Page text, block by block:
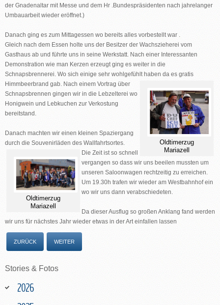
der Gnadenaltar mit Messe und dem Hr .Bundespräsidenten nach jahrelanger
Umbauarbeit wieder eröffnet.)
Danach ging es zum Mittagessen wo bereits alles vorbestellt war .
Gleich nach dem Essen holte uns der Besitzer der Wachszieherei vom
Gasthaus ab und führte uns in seine Werkstatt. Nach einer Interessanten
Demonstration wie man Kerzen erzeugt ging es weiter in die
Schnapsbrennerei. Wo sich einige sehr wohlgefühlt haben da es gratis
Himmbeerbrand gab.
Oldtimerzug
Mariazell
Nach einem Vortrag über
Schnapsbrennen gingen wir in die Lebzelterei wo
Honigwein und Lebkuchen zur Verkostung
bereitstand.
Danach machten wir einen kleinen Spaziergang
durch die Souvenirläden des Wallfahrtsortes.
Oldtimerzug
Mariazell
Die Zeit ist so schnell
vergangen so dass wir uns beeilen mussten um
unseren Saloonwagen rechtzeitig zu erreichen.
Um 19.30h trafen wir wieder am Westbahnhof ein
wo wir uns dann verabschiedeten.
Da dieser Ausflug so großen Anklang fand werden
wir uns für nächstes Jahr wieder etwas in der Art einfallen lassen
ZURÜCK WEITER
Stories & Fotos
2026